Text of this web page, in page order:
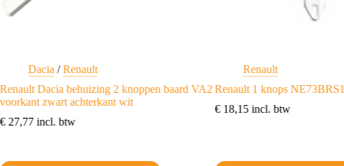
Dacia /Renault
Renault Dacia behuizing 2 knoppen baard VA2
voorkant zwart achterkant wit
€ 27,77 incl. btw
Renault
Renault 1 knops NE73BRS1
€18,15incl. btw